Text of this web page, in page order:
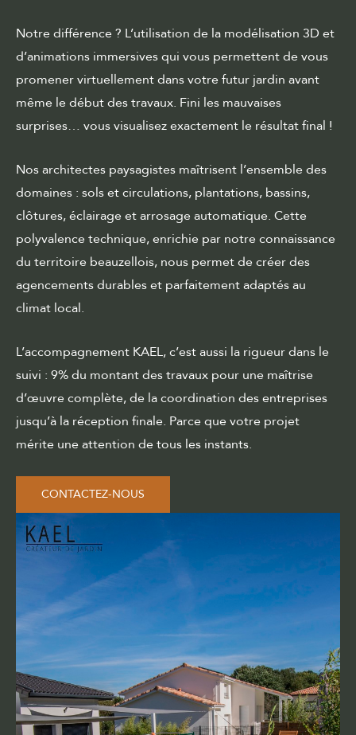
Notre différence ? L’utilisation de la modélisation 3D et
d’animations immersives qui vous permettent de vous
promener virtuellement dans votre futur jardin avant
même le début des travaux. Fini les mauvaises
surprises… vous visualisez exactement le résultat final !
Nos architectes paysagistes maîtrisent l’ensemble des
domaines : sols et circulations, plantations, bassins,
clôtures, éclairage et arrosage automatique. Cette
polyvalence technique, enrichie par notre connaissance
du territoire beauzellois, nous permet de créer des
agencements durables et parfaitement adaptés au
climat local.
L’accompagnement KAEL, c’est aussi la rigueur dans le
suivi : 9% du montant des travaux pour une maîtrise
d’œuvre complète, de la coordination des entreprises
jusqu’à la réception finale. Parce que votre projet
mérite une attention de tous les instants.
CONTACTEZ-NOUS